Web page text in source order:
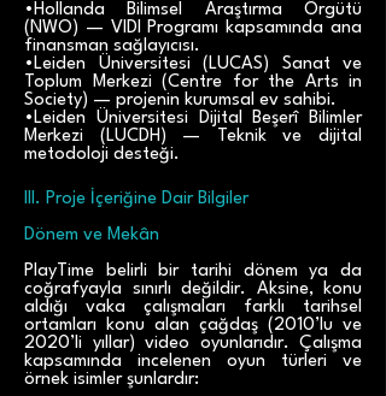
•Hollanda Bilimsel Araştırma Örgütü
(NWO) — VIDI Programı kapsamında ana
finansman sağlayıcısı.
•Leiden Üniversitesi (LUCAS) Sanat ve
Toplum Merkezi (Centre for the Arts in
Society) — projenin kurumsal ev sahibi.
•Leiden Üniversitesi Dijital Beşerî Bilimler
Merkezi (LUCDH) — Teknik ve dijital
metodoloji desteği.
III. Proje İçeriğine Dair Bilgiler
Dönem ve Mekân
PlayTime belirli bir tarihi dönem ya da
coğrafyayla sınırlı değildir. Aksine, konu
aldığı vaka çalışmaları farklı tarihsel
ortamları konu alan çağdaş (2010’lu ve
2020’li yıllar) video oyunlarıdır. Çalışma
kapsamında incelenen oyun türleri ve
örnek isimler şunlardır: